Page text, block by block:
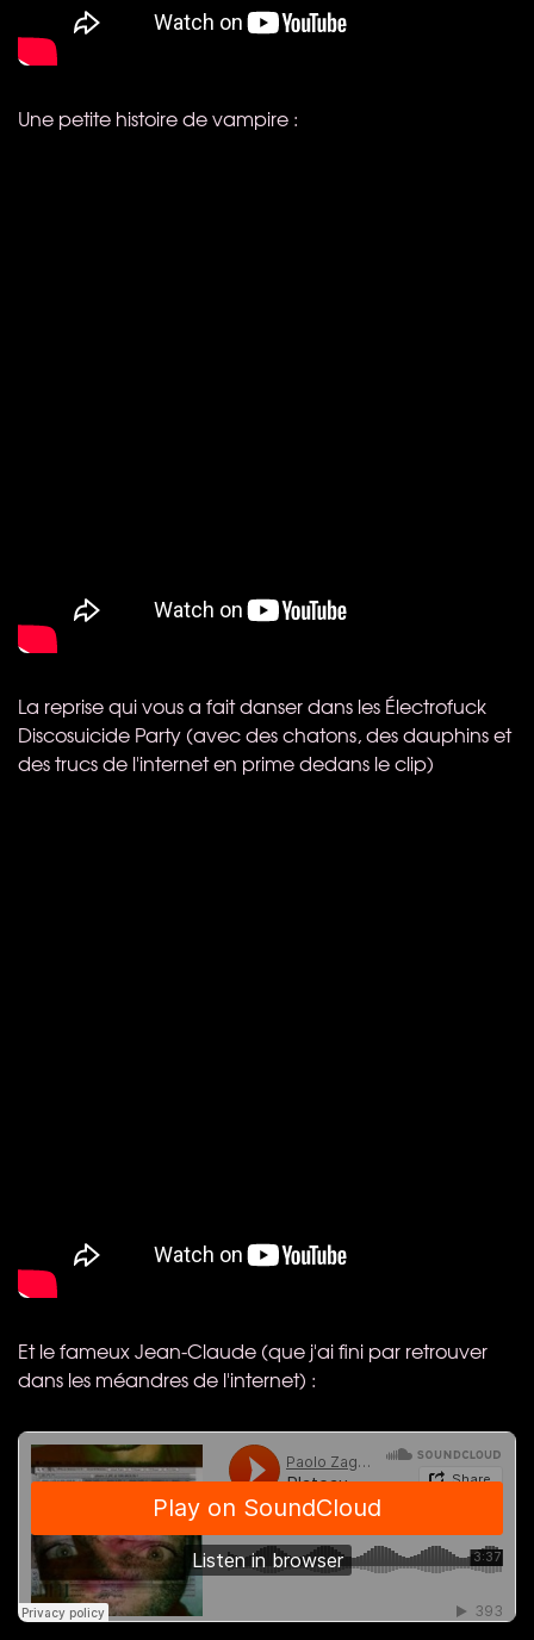
Une petite histoire de vampire :
La reprise qui vous a fait danser dans les Électrofuck
Discosuicide Party (avec des chatons, des dauphins et
des trucs de l'internet en prime dedans le clip)
Et le fameux Jean-Claude (que j'ai fini par retrouver
dans les méandres de l'internet) :